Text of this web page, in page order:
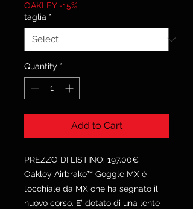
OAKLEY -15%
taglia *
Quantity *
Add to Cart
PREZZO DI LISTINO: 197.00€
Oakley Airbrake™ Goggle MX è
l’occhiale da MX che ha segnato il
nuovo corso. E’ dotato di una lente